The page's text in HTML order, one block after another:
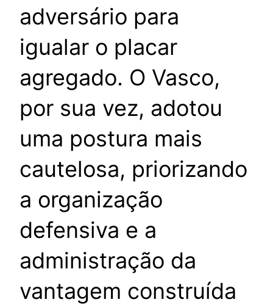
adversário para
igualar o placar
agregado. O Vasco,
por sua vez, adotou
uma postura mais
cautelosa, priorizando
a organização
defensiva e a
administração da
vantagem construída